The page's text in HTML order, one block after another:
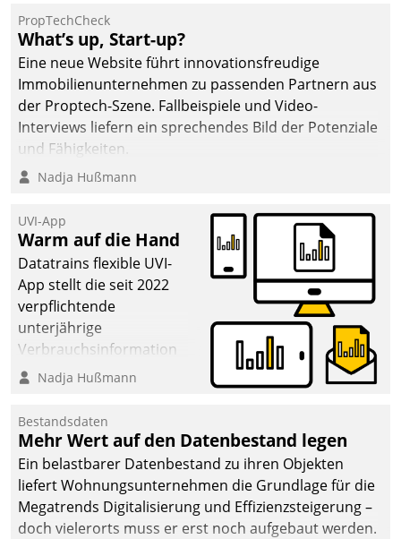
PropTechCheck
What’s up, Start-up?
Eine neue Website führt innovationsfreudige
Immobilienunternehmen zu passenden Partnern aus
der Proptech-Szene. Fallbeispiele und Video-
Interviews liefern ein sprechendes Bild der Potenziale
und Fähigkeiten.
Nadja Hußmann
UVI-App
Warm auf die Hand
Datatrains flexible UVI-
App stellt die seit 2022
verpflichtende
unterjährige
Verbrauchsinformation
schnell, zuverlässig und
Die monatlichen
Mitteilungen zum
Heizungs- und
Wasserverbrauch gehen
automatisiert, vollständig
und auf Wunsch über
Nadja Hußmann
Bestandsdaten
Mehr Wert auf den Datenbestand legen
Ein belastbarer Datenbestand zu ihren Objekten
liefert Wohnungsunternehmen die Grundlage für die
Megatrends Digitalisierung und Effizienzsteigerung –
doch vielerorts muss er erst noch aufgebaut werden.